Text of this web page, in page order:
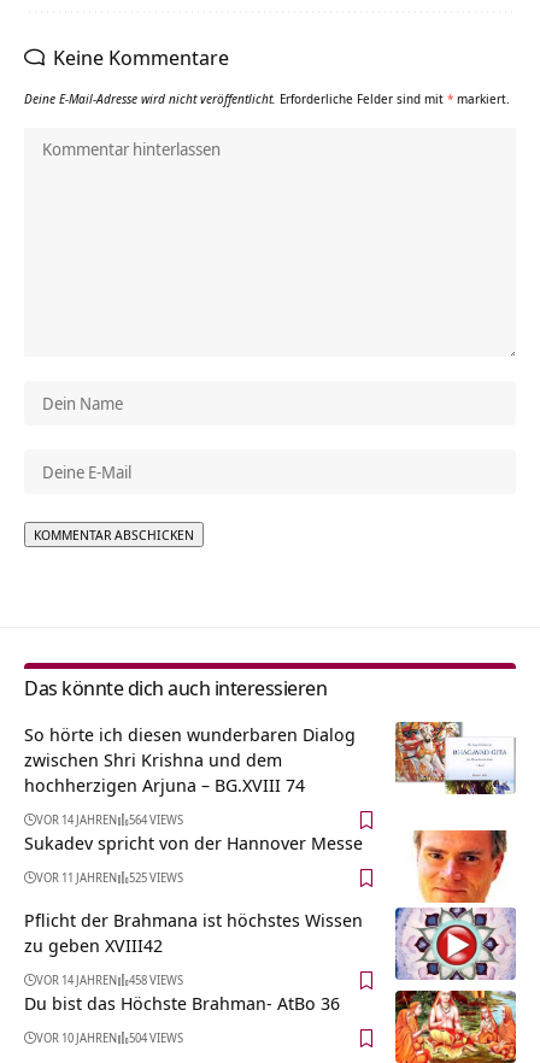
Keine Kommentare
Deine E-Mail-Adresse wird nicht veröffentlicht. Erforderliche Felder sind mit * markiert.
Das könnte dich auch interessieren
So hörte ich diesen wunderbaren Dialog
zwischen Shri Krishna und dem
hochherzigen Arjuna – BG.XVIII 74
VOR 14 JAHREN 564 VIEWS
Sukadev spricht von der Hannover Messe
VOR 11 JAHREN 525 VIEWS
Pflicht der Brahmana ist höchstes Wissen
zu geben XVIII42
VOR 14 JAHREN 458 VIEWS
Du bist das Höchste Brahman- AtBo 36
VOR 10 JAHREN 504 VIEWS